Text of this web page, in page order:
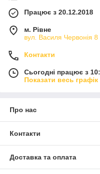
Працює з 20.12.2018
м. Рівне
вул. Василя Червонія 8
Контакти
Сьогодні працює з
Показати весь
Про нас
Контакти
Доставка та оплата